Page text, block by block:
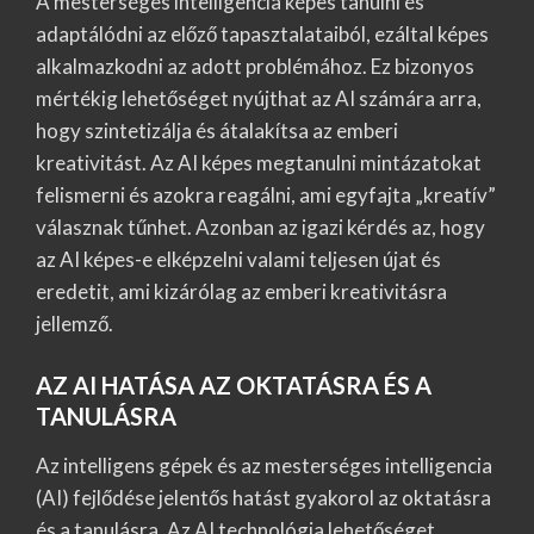
adaptálódni az előző tapasztalataiból, ezáltal képes
alkalmazkodni az adott problémához. Ez bizonyos
mértékig lehetőséget nyújthat az AI számára arra,
hogy szintetizálja és átalakítsa az emberi
kreativitást. Az AI képes megtanulni mintázatokat
felismerni és azokra reagálni, ami egyfajta „kreatív”
válasznak tűnhet. Azonban az igazi kérdés az, hogy
az AI képes-e elképzelni valami teljesen újat és
eredetit, ami kizárólag az emberi kreativitásra
jellemző.
AZ AI HATÁSA AZ OKTATÁSRA ÉS A
TANULÁSRA
Az intelligens gépek és az mesterséges intelligencia
(AI) fejlődése jelentős hatást gyakorol az oktatásra